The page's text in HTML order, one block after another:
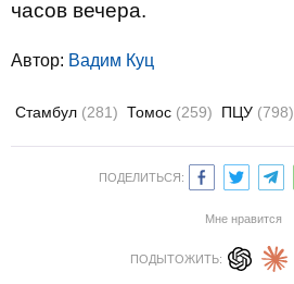
часов вечера.
Автор: Вадим Куц
Стамбул (281) Томос (259) ПЦУ (798)
ПОДЕЛИТЬСЯ:
Мне нравится
ПОДЫТОЖИТЬ: